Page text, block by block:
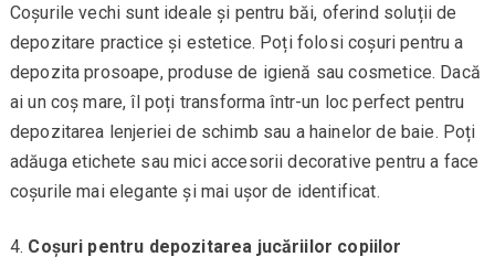
Coșurile vechi sunt ideale și pentru băi, oferind soluții de
depozitare practice și estetice. Poți folosi coșuri pentru a
depozita prosoape, produse de igienă sau cosmetice. Dacă
ai un coș mare, îl poți transforma într-un loc perfect pentru
depozitarea lenjeriei de schimb sau a hainelor de baie. Poți
adăuga etichete sau mici accesorii decorative pentru a face
coșurile mai elegante și mai ușor de identificat.
Coșuri pentru depozitarea jucăriilor copiilor